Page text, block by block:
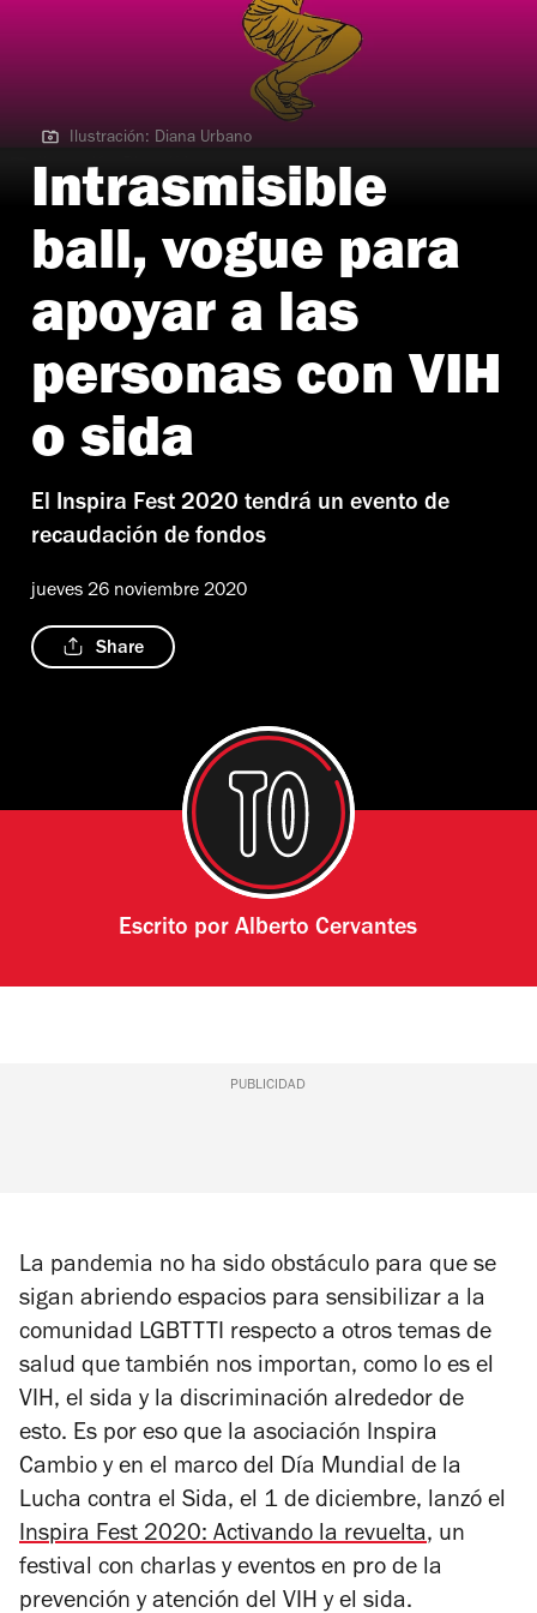
Ilustración: Diana Urbano
Ilustración: Diana Urbano
Intrasmisible
ball, vogue para
apoyar a las
personas con VIH
o sida
El Inspira Fest 2020 tendrá un evento de
recaudación de fondos
jueves 26 noviembre 2020
Share
Escrito porAlberto Cervantes
PUBLICIDAD
La pandemia no ha sido obstáculo para que se
sigan abriendo espacios para sensibilizar a la
comunidad LGBTTTI respecto a otros temas de
salud que también nos importan, como lo es el
VIH, el sida y la discriminación alrededor de
esto. Es por eso que la asociación Inspira
Cambio y en el marco del Día Mundial de la
Lucha contra el Sida, el 1 de diciembre, lanzó el
Inspira Fest 2020: Activando la revuelta, un
festival con charlas y eventos en pro de la
prevención y atención del VIH y el sida.